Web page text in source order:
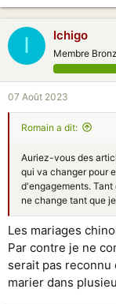
I Ichigo
Membre
07 Août 2023
Rоmain a dit:
Auriez-vous des
qui va changer pour
d'engagements.
ne change tant que
Les mariages
Par contre je ne
serait pas reconnu
marier dans